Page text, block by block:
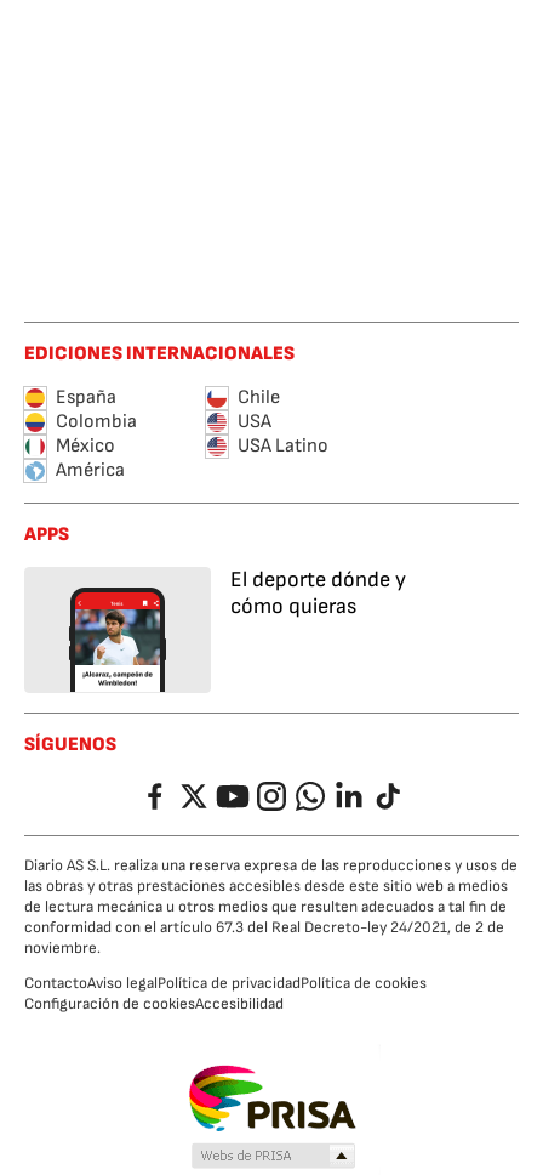
EDICIONES INTERNACIONALES
España
Chile
Colombia
USA
México
USA Latino
América
APPS
El deporte dónde y
cómo quieras
SÍGUENOS
FacebookTwitterYouTubeInstagramWhatsappLinkedIn
TikTok
Diario AS S.L. realiza una reserva expresa de las reproducciones y usos de
las obras y otras prestaciones accesibles desde este sitio web a medios
de lectura mecánica u otros medios que resulten adecuados a tal fin de
conformidad con el artículo 67.3 del Real Decreto-ley 24/2021, de 2 de
noviembre.
ContactoAviso legalPolítica de privacidadPolítica de cookies
Configuración de cookiesAccesibilidad